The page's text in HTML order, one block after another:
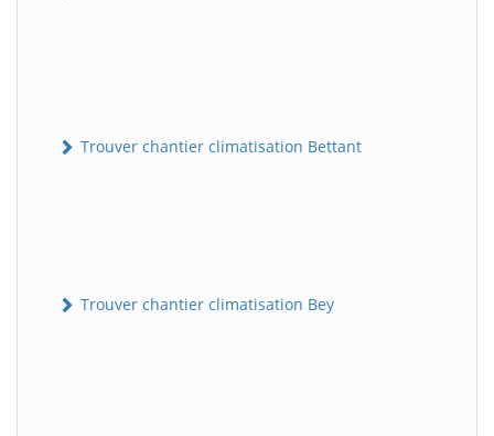
Trouver chantier climatisation Bettant
Trouver chantier climatisation Bey